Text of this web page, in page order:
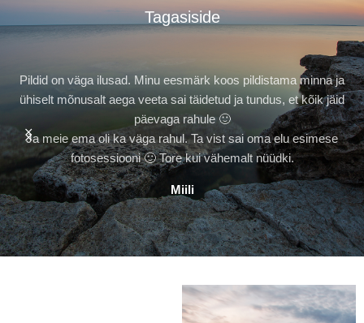
Tagasiside
Pildid on väga ilusad. Minu eesmärk koos pildistama minna ja
ühiselt mõnusalt aega veeta sai täidetud ja tundus, et kõik jäid
päevaga rahule 🙂
Ja meie ema oli ka väga rahul. Ta vist sai oma elu esimese
fotosessiooni 🙂 Tore kui vähemalt nüüdki.
Miili